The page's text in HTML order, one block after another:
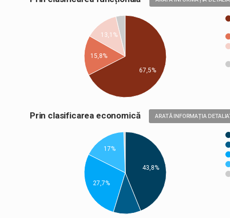
13,1%
15,8%
67,5%
Prin clasificarea economică ARATĂ INFORMAȚIA
43,8%
17%
27,7%